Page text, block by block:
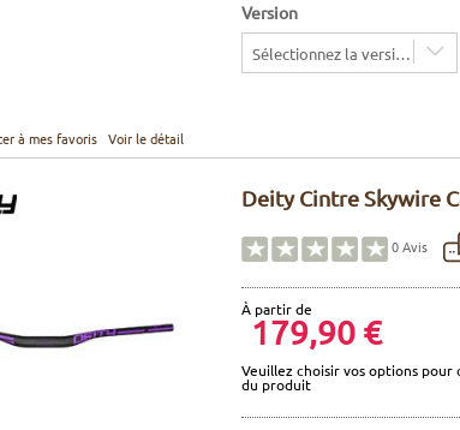
à mes favoris Voir le détail
Version
Sélectionnez la version
Deity Cintre Skywire
0Avis
À partir de
179,90 €
Veuillez choisir vos options
du produit